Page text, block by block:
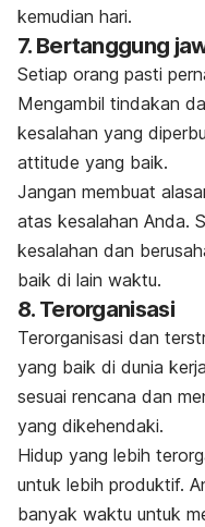
kemudian hari.
7. Bertanggung
Setiap orang pasti
Mengambil tindakan
kesalahan yang
attitude yang baik.
Jangan membuat
atas kesalahan Anda.
kesalahan dan
baik di lain waktu.
8. Terorganisasi
Terorganisasi dan
yang baik di dunia
sesuai rencana dan
yang dikehendaki.
Hidup yang lebih
untuk lebih produktif.
banyak waktu untuk